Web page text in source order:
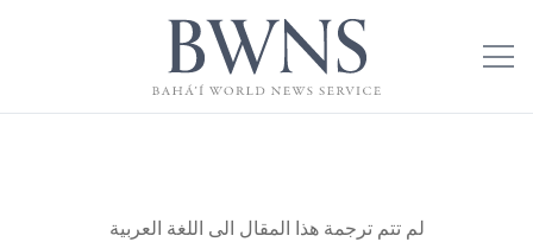
لم تتم ترجمة هذا المقال الى اللغة العربية